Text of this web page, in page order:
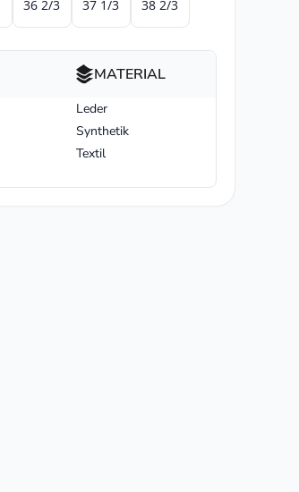
36 2/3 37 1/3 38 2/3
MATERIAL
Leder
Synthetik
Textil